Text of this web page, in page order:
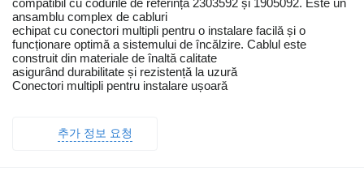
compatibil cu codurile de referință 2303592 și 1905092. Este un
ansamblu complex de cabluri
echipat cu conectori multipli pentru o instalare facilă și o
funcționare optimă a sistemului de încălzire. Cablul este
construit din materiale de înaltă calitate
asigurând durabilitate și rezistență la uzură
Conectori multipli pentru instalare ușoară
추가 정보 요청